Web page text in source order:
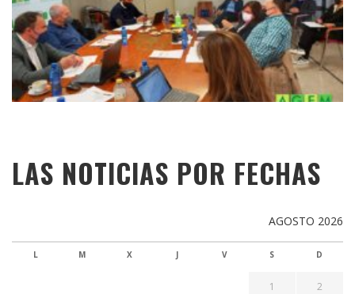
LAS NOTICIAS POR FECHAS
AGOSTO 2026
L M X J V S D
1 2